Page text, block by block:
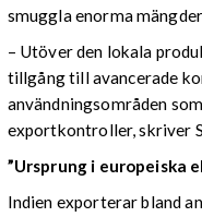
smuggla enorma
– Utöver den lokala
tillgång till avancerade
användningsområden
exportkontroller, skriver
”Ursprung i europeiska
Indien exporterar bland